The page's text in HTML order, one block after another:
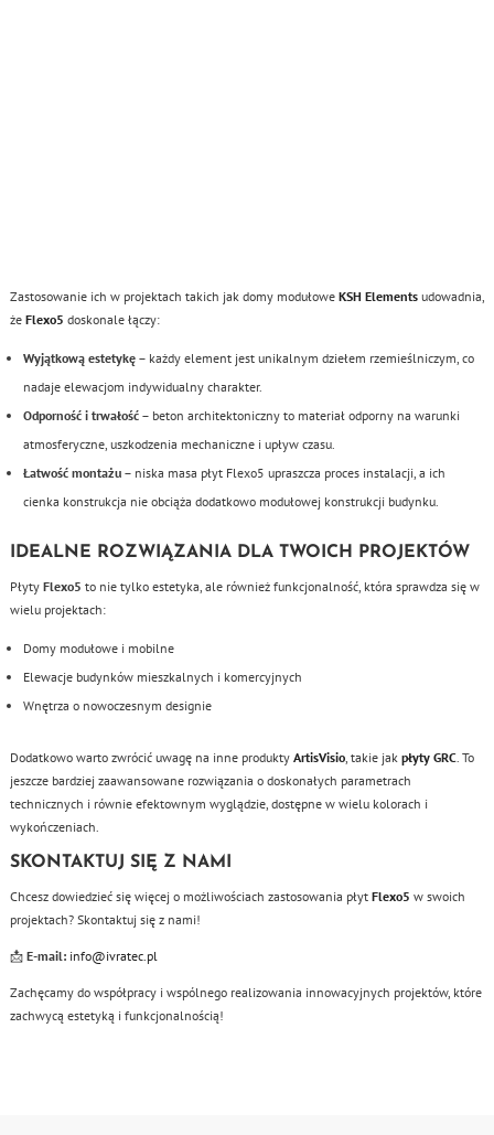
Zastosowanie ich w projektach takich jak domy modułowe KSH Elementsudowadnia,
że Flexo5 doskonale łączy:
Wyjątkową estetykę– każdy element jest unikalnym dziełem rzemieślniczym, co
nadaje elewacjom indywidualny charakter.
Odporność i trwałość– beton architektoniczny to materiał odporny na warunki
atmosferyczne, uszkodzenia mechaniczne i upływ czasu.
Łatwość montażu– niska masa płyt Flexo5 upraszcza proces instalacji, a ich
cienka konstrukcja nie obciąża dodatkowo modułowej konstrukcji budynku.
IDEALNE ROZWIĄZANIA DLA TWOICH PROJEKTÓW
Płyty Flexo5 to nie tylko estetyka, ale również funkcjonalność, która sprawdza się w
wielu projektach:
Domy modułowe i mobilne
Elewacje budynków mieszkalnych i komercyjnych
Wnętrza o nowoczesnym designie
Dodatkowo warto zwrócić uwagę na inne produkty ArtisVisio, takie jak płyty GRC. To
jeszcze bardziej zaawansowane rozwiązania o doskonałych parametrach
technicznych i równie efektownym wyglądzie, dostępne w wielu kolorach i
wykończeniach.
SKONTAKTUJ SIĘ Z NAMI
Chcesz dowiedzieć się więcej o możliwościach zastosowania płyt Flexo5 w swoich
projektach? Skontaktuj się z nami!
📩 E-mail: info@ivratec.pl
Zachęcamy do współpracy i wspólnego realizowania innowacyjnych projektów, które
zachwycą estetyką i funkcjonalnością!